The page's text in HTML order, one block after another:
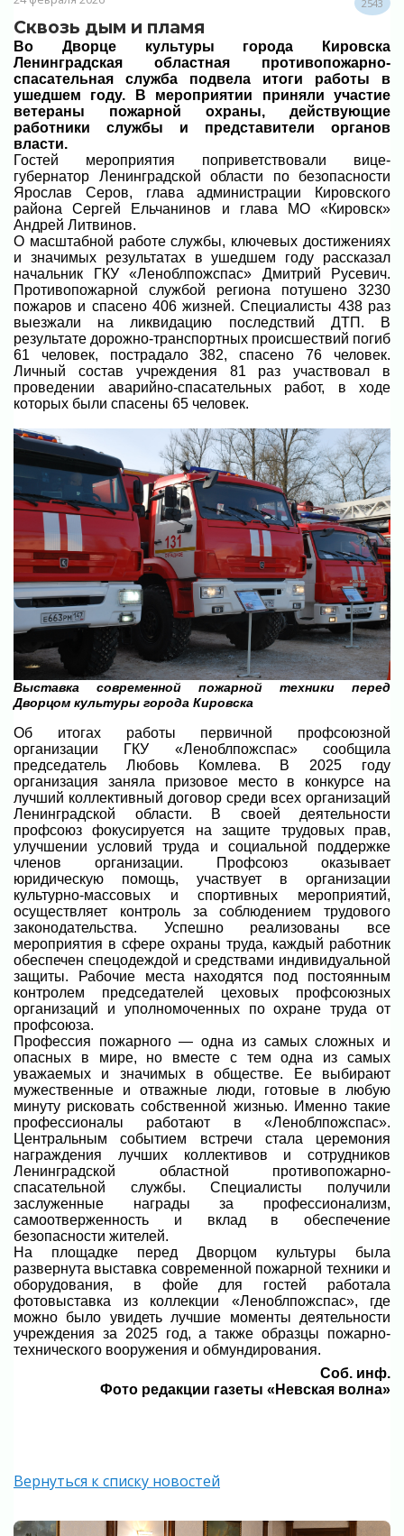
2543
Сквозь дым и пламя
Во Дворце культуры города Кировска
Ленинградская областная противопожарно-
спасательная служба подвела итоги работы в
ушедшем году. В мероприятии приняли участие
ветераны пожарной охраны, действующие
работники службы и представители органов
власти.
Гостей мероприятия поприветствовали вице-
губернатор Ленинградской области по безопасности
Ярослав Серов, глава администрации Кировского
района Сергей Ельчанинов и глава МО «Кировск»
Андрей Литвинов.
О масштабной работе службы, ключевых достижениях
и значимых результатах в ушедшем году рассказал
начальник ГКУ «Леноблпожспас» Дмитрий Русевич.
Противопожарной службой региона потушено 3230
пожаров и спасено 406 жизней. Специалисты 438 раз
выезжали на ликвидацию последствий ДТП. В
результате дорожно-транспортных происшествий погиб
61 человек, пострадало 382, спасено 76 человек.
Личный состав учреждения 81 раз участвовал в
проведении аварийно-спасательных работ, в ходе
которых были спасены 65 человек.
Выставка современной пожарной техники перед
Дворцом культуры города Кировска
Об итогах работы первичной профсоюзной
организации ГКУ «Леноблпожспас» сообщила
председатель Любовь Комлева. В 2025 году
организация заняла призовое место в конкурсе на
лучший коллективный договор среди всех организаций
Ленинградской области. В своей деятельности
профсоюз фокусируется на защите трудовых прав,
улучшении условий труда и социальной поддержке
членов организации. Профсоюз оказывает
юридическую помощь, участвует в организации
культурно-массовых и спортивных мероприятий,
осуществляет контроль за соблюдением трудового
законодательства. Успешно реализованы все
мероприятия в сфере охраны труда, каждый работник
обеспечен спецодеждой и средствами индивидуальной
защиты. Рабочие места находятся под постоянным
контролем председателей цеховых профсоюзных
организаций и уполномоченных по охране труда от
профсоюза.
Профессия пожарного — одна из самых сложных и
опасных в мире, но вместе с тем одна из самых
уважаемых и значимых в обществе. Ее выбирают
мужественные и отважные люди, готовые в любую
минуту рисковать собственной жизнью. Именно такие
профессионалы работают в «Леноблпожспас».
Центральным событием встречи стала церемония
награждения лучших коллективов и сотрудников
Ленинградской областной противопожарно-
спасательной службы. Специалисты получили
заслуженные награды за профессионализм,
самоотверженность и вклад в обеспечение
безопасности жителей.
На площадке перед Дворцом культуры была
развернута выставка современной пожарной техники и
оборудования, в фойе для гостей работала
фотовыставка из коллекции «Леноблпожспас», где
можно было увидеть лучшие моменты деятельности
учреждения за 2025 год, а также образцы пожарно-
технического вооружения и обмундирования.
Соб. инф.
Фото редакции газеты «Невская волна»
Вернуться к списку новостей